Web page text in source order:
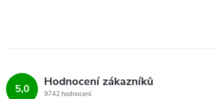
5,0 Hodnocení zákazníků
9742 hodnocení